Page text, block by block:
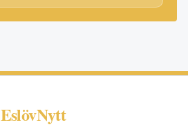
EslövNytt